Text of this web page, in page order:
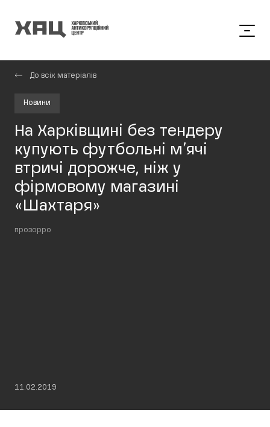
До всіх матеріалів
Новини
На Харківщині без тендеру
купують футбольні м’ячі
втричі дорожче, ніж у
фірмовому магазині
«Шахтаря»
прозорро
11.02.2019